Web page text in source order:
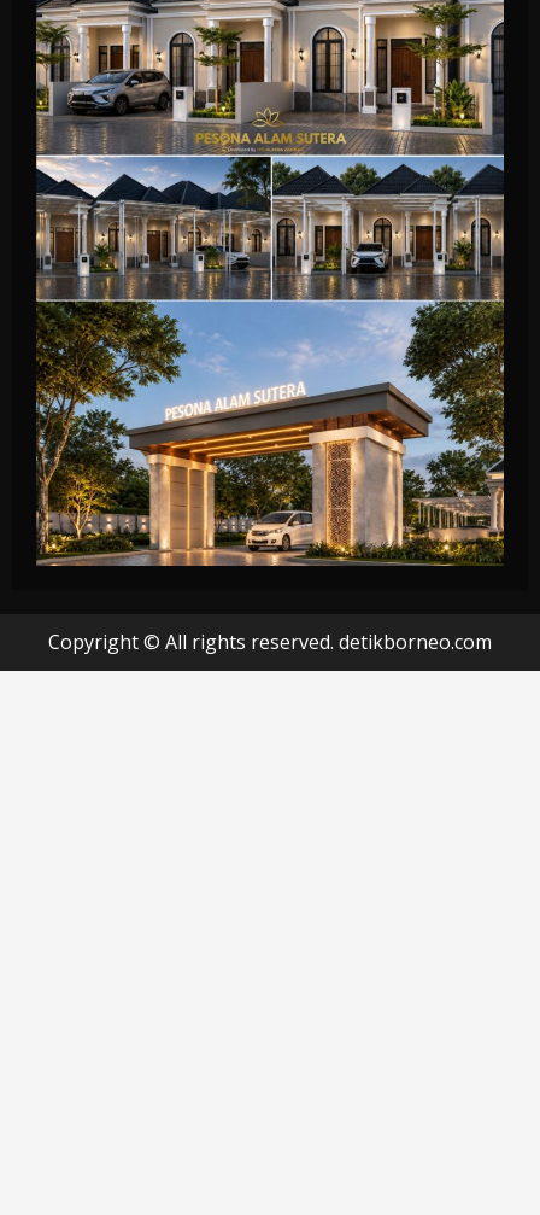
Copyright © All rights reserved. detikborneo.com